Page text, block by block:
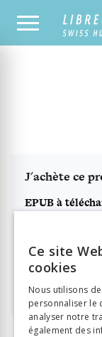
NOTRE CATALOGUE
J'achète ce
EPUB à
PDF en Open
Télécharger
Ce site
cookies
Nous utilisons
personnaliser le
analyser notre
également des